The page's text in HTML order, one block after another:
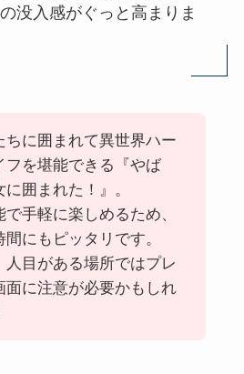
没入感がぐっと高まりま
ちに囲まれて異世界ハー
フを堪能できる『やば
に囲まれた！』。
で手軽に楽しめるため、
間にもピッタリです。
人目がある場所ではプレ
面に注意が必要かもしれ